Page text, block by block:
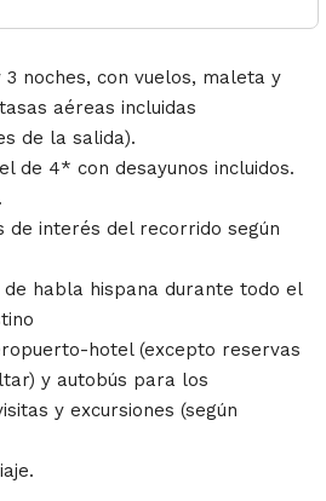
noches, con vuelos, maleta y
aéreas incluidas
de la salida).
de 4* con desayunos incluidos.
de interés del recorrido según
de habla hispana durante todo el
hotel (excepto reservas
y autobús para los
y excursiones (según